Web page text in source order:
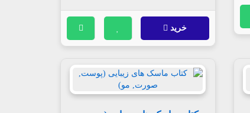
خرید